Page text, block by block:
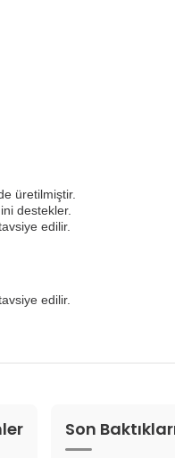
üretilmiştir.
destekler.
edilir.
edilir.
Son